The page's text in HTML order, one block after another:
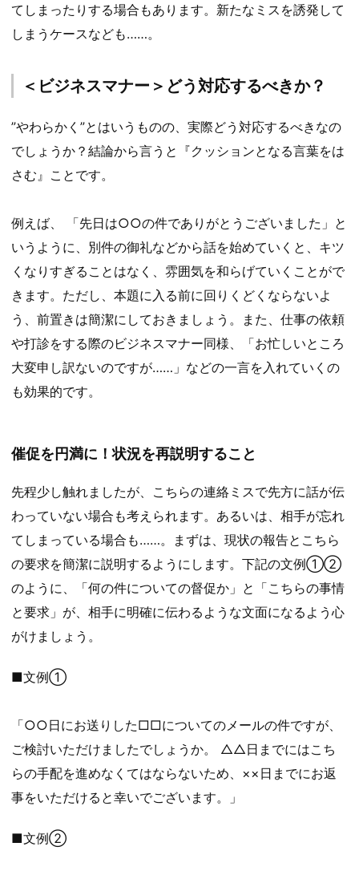
てしまったりする場合もあります。新たなミスを誘発して
しまうケースなども……。
＜ビジネスマナー＞どう対応するべきか？
”やわらかく”とはいうものの、実際どう対応するべきなの
でしょうか？結論から言うと『クッションとなる言葉をは
さむ』ことです。
例えば、 「先日は○○の件でありがとうございました」と
いうように、別件の御礼などから話を始めていくと、キツ
くなりすぎることはなく、雰囲気を和らげていくことがで
きます。ただし、本題に入る前に回りくどくならないよ
う、前置きは簡潔にしておきましょう。また、仕事の依頼
や打診をする際のビジネスマナー同様、「お忙しいところ
大変申し訳ないのですが……」などの一言を入れていくの
も効果的です。
催促を円満に！状況を再説明すること
先程少し触れましたが、こちらの連絡ミスで先方に話が伝
わっていない場合も考えられます。あるいは、相手が忘れ
てしまっている場合も……。まずは、現状の報告とこちら
の要求を簡潔に説明するようにします。下記の文例①②
のように、「何の件についての督促か」と「こちらの事情
と要求」が、相手に明確に伝わるような文面になるよう心
がけましょう。
■文例①
「○○日にお送りした□□についてのメールの件ですが、
ご検討いただけましたでしょうか。 △△日までにはこち
らの手配を進めなくてはならないため、××日までにお返
事をいただけると幸いでございます。」
■文例②